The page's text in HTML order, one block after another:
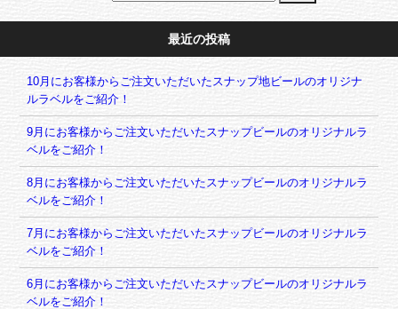
最近の投稿
10月にお客様からご注文いただいたスナップ地ビールのオリジナ
ルラベルをご紹介！
9月にお客様からご注文いただいたスナップビールのオリジナルラ
ベルをご紹介！
8月にお客様からご注文いただいたスナップビールのオリジナルラ
ベルをご紹介！
7月にお客様からご注文いただいたスナップビールのオリジナルラ
ベルをご紹介！
6月にお客様からご注文いただいたスナップビールのオリジナルラ
ベルをご紹介！